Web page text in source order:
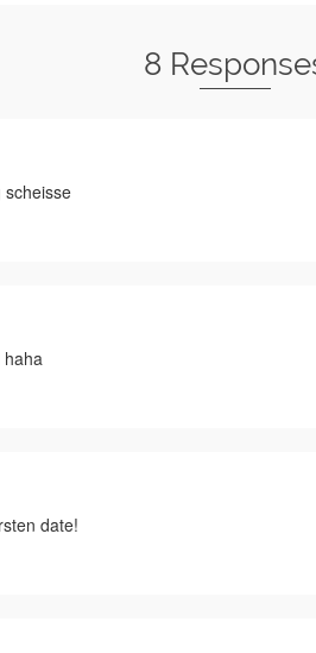
8
scheisse
haha
date!